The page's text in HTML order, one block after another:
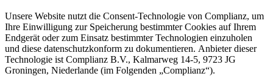
Unsere Website nutzt die Consent-Technologie von Complianz, um
Ihre Einwilligung zur Speicherung bestimmter Cookies auf Ihrem
Endgerät oder zum Einsatz bestimmter Technologien einzuholen
und diese datenschutzkonform zu dokumentieren. Anbieter dieser
Technologie ist Complianz B.V., Kalmarweg 14-5, 9723 JG
Groningen, Niederlande (im Folgenden „Complianz“).